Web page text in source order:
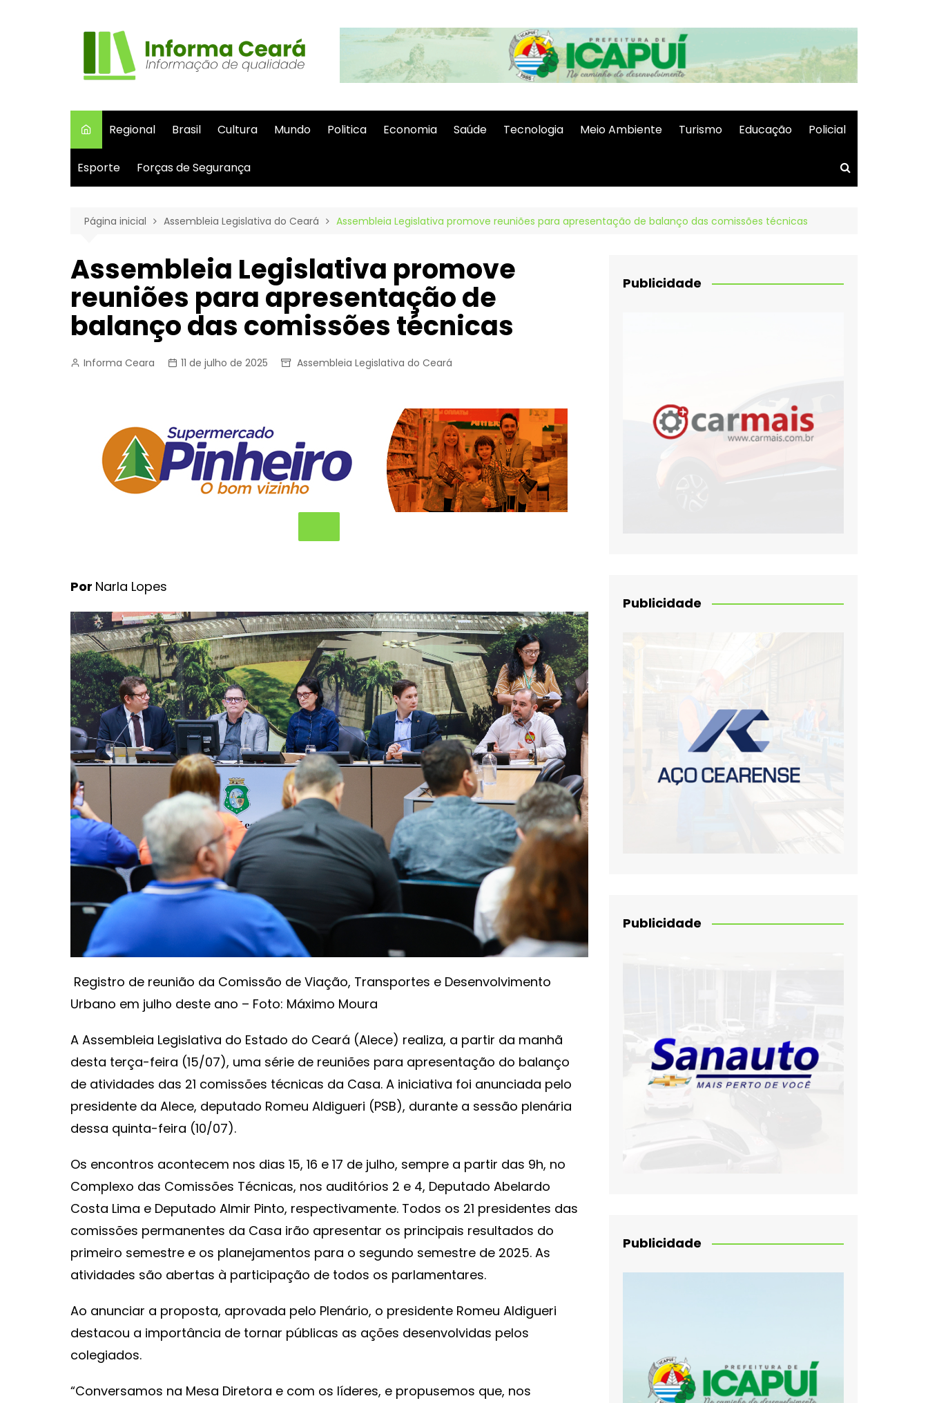
Regional Brasil Cultura Mundo Politica Economia Saúde Tecnologia Meio Ambiente Turismo Educação Policial
Esporte Forças de Segurança
Página inicial Assembleia Legislativa do Ceará Assembleia Legislativa promove reuniões para apresentação de balanço das comissões técnicas
Assembleia Legislativa promove
reuniões para apresentação de
balanço das comissões técnicas
Informa Ceara 11 de julho de 2025 Assembleia Legislativa do Ceará
Por Narla Lopes
Registro de reunião da Comissão de Viação, Transportes e Desenvolvimento
Urbano em julho deste ano – Foto: Máximo Moura
A Assembleia Legislativa do Estado do Ceará (Alece) realiza, a partir da manhã
desta terça-feira (15/07), uma série de reuniões para apresentação do balanço
de atividades das 21 comissões técnicas da Casa. A iniciativa foi anunciada pelo
presidente da Alece, deputado Romeu Aldigueri (PSB), durante a sessão plenária
dessa quinta-feira (10/07).
Os encontros acontecem nos dias 15, 16 e 17 de julho, sempre a partir das 9h, no
Complexo das Comissões Técnicas, nos auditórios 2 e 4, Deputado Abelardo
Costa Lima e Deputado Almir Pinto, respectivamente. Todos os 21 presidentes das
comissões permanentes da Casa irão apresentar os principais resultados do
primeiro semestre e os planejamentos para o segundo semestre de 2025. As
atividades são abertas à participação de todos os parlamentares.
Ao anunciar a proposta, aprovada pelo Plenário, o presidente Romeu Aldigueri
destacou a importância de tornar públicas as ações desenvolvidas pelos
colegiados.
“Conversamos na Mesa Diretora e com os líderes, e propusemos que, nos
Publicidade
Publicidade
Publicidade
Publicidade